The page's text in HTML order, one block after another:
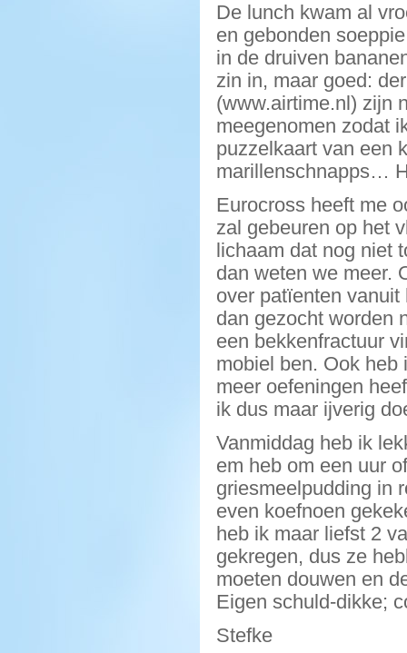
De lunch kwam al
en gebonden
in de druiven
zin in, maar goed:
(www.airtime.nl) zijn
meegenomen zodat
puzzelkaart van een
marillenschnapps…
Eurocross heeft me
zal gebeuren op het
lichaam dat nog niet
dan weten we meer.
over patïenten
dan gezocht worden
een bekkenfractuur
mobiel ben. Ook heb
meer oefeningen
ik dus maar ijverig
Vanmiddag heb ik
em heb om een uur
griesmeelpudding in
even koefnoen
heb ik maar liefst 2
gekregen, dus ze
moeten douwen en
Eigen schuld-dikke;
Stefke